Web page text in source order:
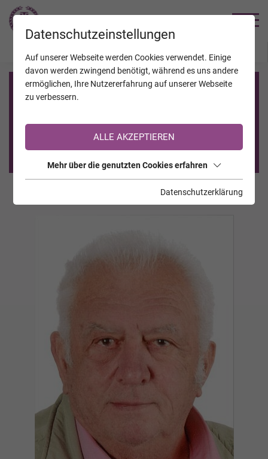
Registrierung auf TrauerHilfe.it
Sie sind noch nicht auf TrauerHilfe.it registriert?
>> zur kostenlosen Registrierung <<
Datenschutzeinstellungen
Auf unserer Webseite werden Cookies verwendet. Einige
davon werden zwingend benötigt, während es uns andere
ermöglichen, Ihre Nutzererfahrung auf unserer Webseite
zu verbessern.
ALLE AKZEPTIEREN
Mehr über die genutzten Cookies erfahren
Datenschutzerklärung
JAHRESTAGE KALENDER VERSTORBENE